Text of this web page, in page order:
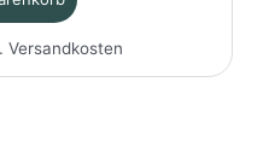
Versandkosten